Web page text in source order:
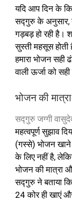
यदि आप दिन के
सद्गुरु के अनुसार,
गड़बड़ हो रही है।
सुस्ती महसूस
हमारा भोजन सही
वाली ऊर्जा को
भोजन की
सद्गुरु जग्गी
महत्वपूर्ण सुझाव
(गस्से) भोजन खाने
के लिए नहीं है,
भोजन की मात्रा
सद्गुरु ने बताया
24 कोर ही खाएं